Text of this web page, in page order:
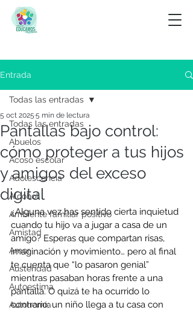
Entrada
Todas las entradas
Abuelos
Acoso escolar
Adolescencia
Alcohol
Ambiente familiar positivo
Amistad
Amor
Austeridad
Autoestima
Autonomía
Todas las entradas
Pantallas bajo control:
cómo proteger a tus hijos
y amigos del exceso
digital
5 oct 2025 5 min de lectura
¿Alguna vez has sentido cierta inquietud
cuando tu hijo va a jugar a casa de un
amigo? Esperas que compartan risas,
imaginación y movimiento… pero al final
te cuenta que “lo pasaron genial”
mientras pasaban horas frente a una
pantalla. O quizá te ha ocurrido lo
contrario: un niño llega a tu casa con